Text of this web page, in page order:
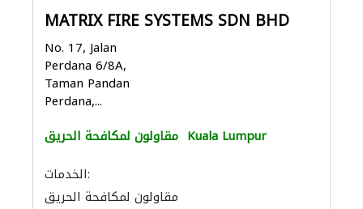
MATRIX FIRE SYSTEMS SDN BHD
No. 17, Jalan
Perdana 6/8A,
Taman Pandan
Perdana,...
مقاولون لمكافحة الحريق Kuala Lumpur
الخدمات:
مقاولون لمكافحة الحريق